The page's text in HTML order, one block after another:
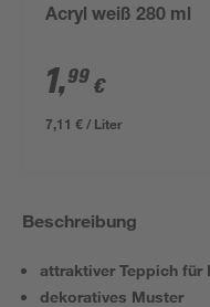
Acryl weiß 280 ml
1,99 €
7,11 € / Liter
Beschreibung
attraktiver Teppich für
dekoratives Muster